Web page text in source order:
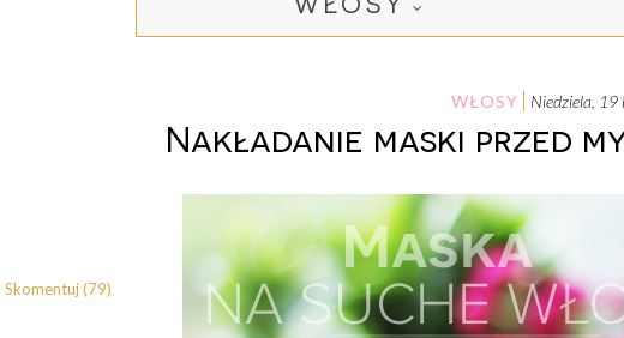
WŁOSY niedziela,
Nakładanie maski przed
Skomentuj (79)